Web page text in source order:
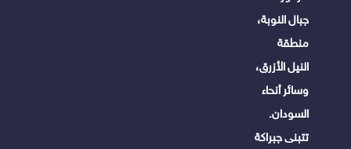
جبال النوبة،
منطقة
النيل الأزرق،
وسائر أنحاء
السودان.
تتبنى جبراكة